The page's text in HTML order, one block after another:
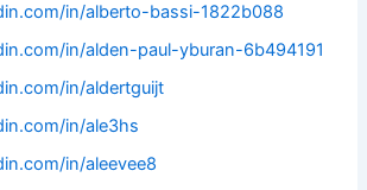
in/alberto-bassi-1822b088
in/alden-paul-yburan-6b494191
in/aldertguijt
in/ale3hs
in/aleevee8